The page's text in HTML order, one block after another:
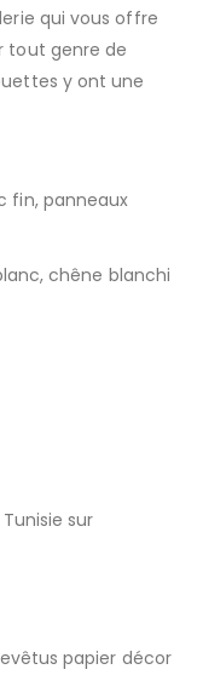
qui vous offre
tout genre de
y ont une
fin, panneaux
chêne blanchi
sur
papier décor